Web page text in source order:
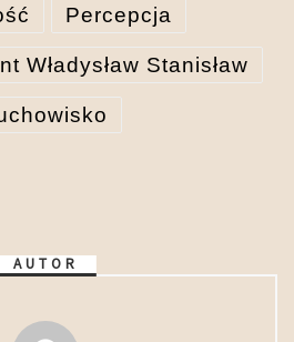
Percepcja
Władysław Stanisław
AUTOR